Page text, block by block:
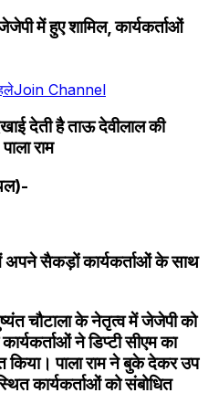
में हुए शामिल, कार्यकर्ताओं
Join Channel
देती है ताऊ देवीलाल की
राम
अपने सैकड़ों कार्यकर्ताओं के साथ
चौटाला के नेतृत्व में जेजेपी को
ने डिप्टी सीएम का
पाला राम ने बुके देकर उप
कार्यकर्ताओं को संबोधित